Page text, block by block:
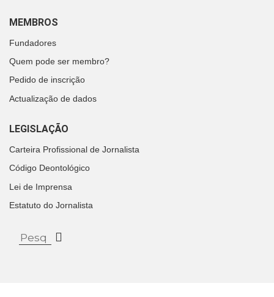
MEMBROS
Fundadores
Quem pode ser membro?
Pedido de inscrição
Actualização de dados
LEGISLAÇÃO
Carteira Profissional de Jornalista
Código Deontológico
Lei de Imprensa
Estatuto do Jornalista